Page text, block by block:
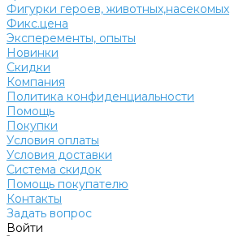
Фигурки героев, животных,насекомых
Фикс.цена
Эксперементы, опыты
Новинки
Скидки
Компания
Политика конфиденциальности
Помощь
Покупки
Условия оплаты
Условия доставки
Система скидок
Помощь покупателю
Контакты
Задать вопрос
Войти